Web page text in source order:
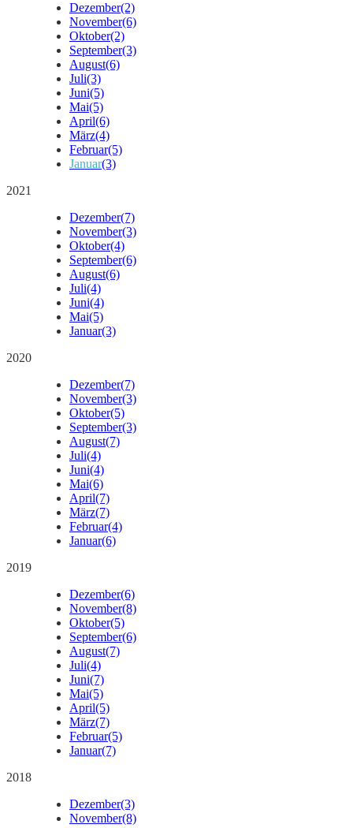
Dezember(2)
November(6)
Oktober(2)
September(3)
August(6)
Juli(3)
Juni(5)
Mai(5)
April(6)
März(4)
Februar(5)
Januar(3)
2021
Dezember(7)
November(3)
Oktober(4)
September(6)
August(6)
Juli(4)
Juni(4)
Mai(5)
Januar(3)
2020
Dezember(7)
November(3)
Oktober(5)
September(3)
August(7)
Juli(4)
Juni(4)
Mai(6)
April(7)
März(7)
Februar(4)
Januar(6)
2019
Dezember(6)
November(8)
Oktober(5)
September(6)
August(7)
Juli(4)
Juni(7)
Mai(5)
April(5)
März(7)
Februar(5)
Januar(7)
2018
Dezember(3)
November(8)